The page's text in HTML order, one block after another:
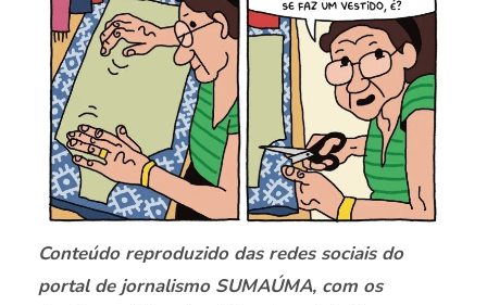
Conteúdo reproduzido das redes sociais do
portal de jornalismo SUMAÚMA, com os